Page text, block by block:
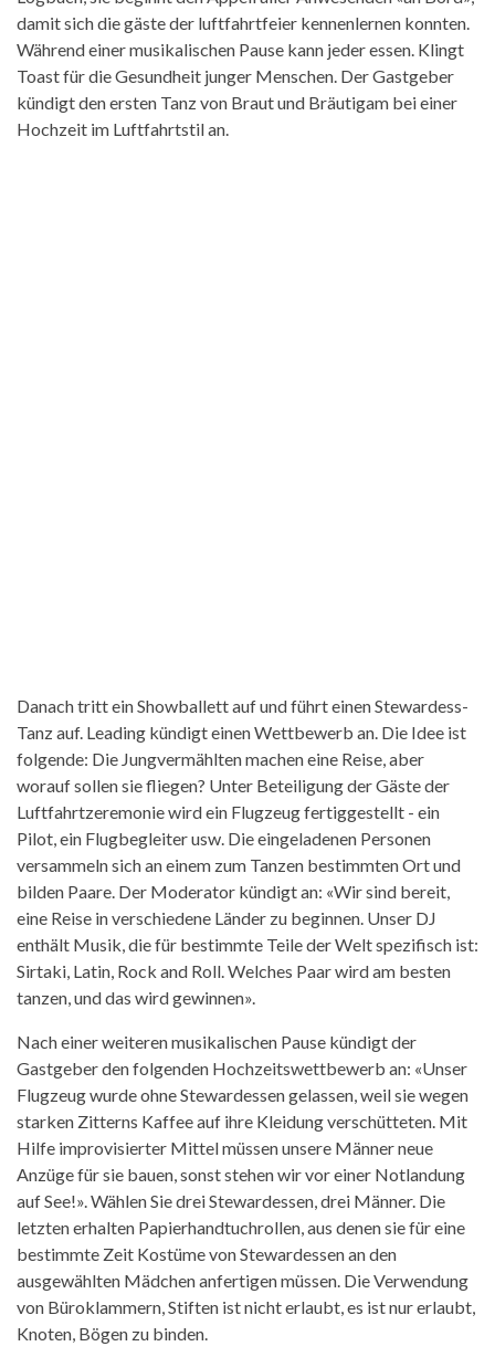
damit sich die gäste der luftfahrtfeier kennenlernen konnten.
Während einer musikalischen Pause kann jeder essen. Klingt
Toast für die Gesundheit junger Menschen. Der Gastgeber
kündigt den ersten Tanz von Braut und Bräutigam bei einer
Hochzeit im Luftfahrtstil an.
Danach tritt ein Showballett auf und führt einen Stewardess-
Tanz auf. Leading kündigt einen Wettbewerb an. Die Idee ist
folgende: Die Jungvermählten machen eine Reise, aber
worauf sollen sie fliegen? Unter Beteiligung der Gäste der
Luftfahrtzeremonie wird ein Flugzeug fertiggestellt - ein
Pilot, ein Flugbegleiter usw. Die eingeladenen Personen
versammeln sich an einem zum Tanzen bestimmten Ort und
bilden Paare. Der Moderator kündigt an: «Wir sind bereit,
eine Reise in verschiedene Länder zu beginnen. Unser DJ
enthält Musik, die für bestimmte Teile der Welt spezifisch ist:
Sirtaki, Latin, Rock and Roll. Welches Paar wird am besten
tanzen, und das wird gewinnen».
Nach einer weiteren musikalischen Pause kündigt der
Gastgeber den folgenden Hochzeitswettbewerb an: «Unser
Flugzeug wurde ohne Stewardessen gelassen, weil sie wegen
starken Zitterns Kaffee auf ihre Kleidung verschütteten. Mit
Hilfe improvisierter Mittel müssen unsere Männer neue
Anzüge für sie bauen, sonst stehen wir vor einer Notlandung
auf See!». Wählen Sie drei Stewardessen, drei Männer. Die
letzten erhalten Papierhandtuchrollen, aus denen sie für eine
bestimmte Zeit Kostüme von Stewardessen an den
ausgewählten Mädchen anfertigen müssen. Die Verwendung
von Büroklammern, Stiften ist nicht erlaubt, es ist nur erlaubt,
Knoten, Bögen zu binden.